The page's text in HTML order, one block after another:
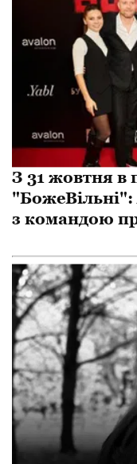
З 31 жовтня в
з командою
український
каральну